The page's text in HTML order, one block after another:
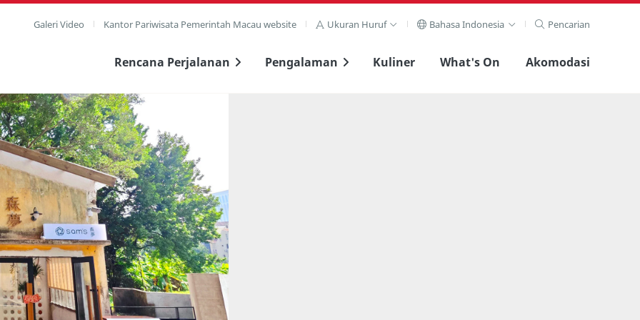
Galeri Video Kantor Pariwisata Pemerintah Macau website Ukuran Huruf Bahasa Indonesia Pencarian
Rencana Perjalanan Pengalaman Kuliner What's On Akomodasi
penuh